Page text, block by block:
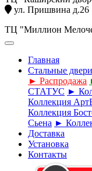
ул. Пришвина д.26
ТЦ "Миллион
Главная
Стальные двери
► Распродажа
СТАТУС ►
Коллекция
Коллекция
Сьена ►
Доставка
Установка
Контакты